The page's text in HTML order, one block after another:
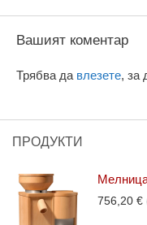
Вашият коментар
Трябва да влезете, за
ПРОДУКТИ
756,20 €